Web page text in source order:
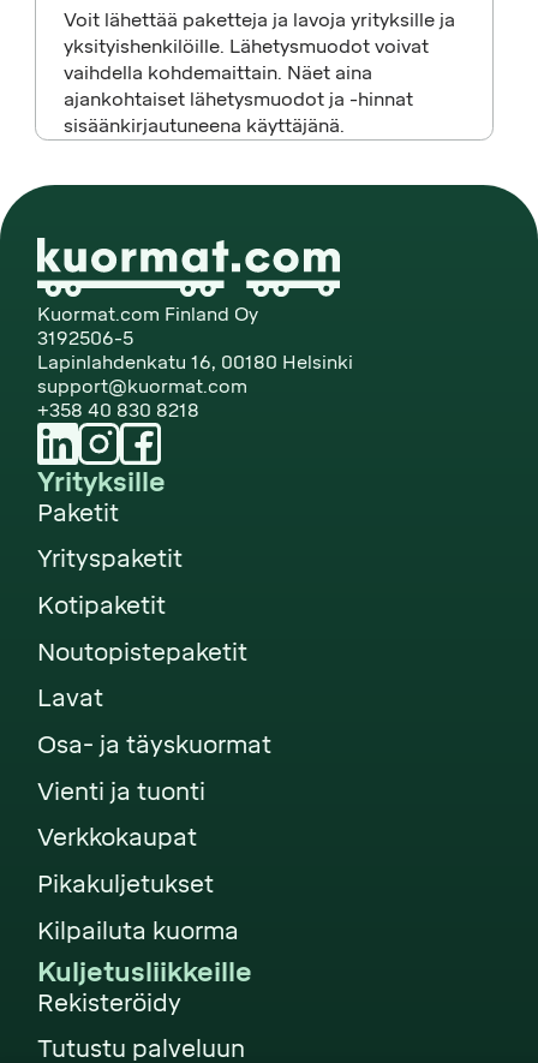
Voit lähettää paketteja ja lavoja yrityksille ja
yksityishenkilöille. Lähetysmuodot voivat
vaihdella kohdemaittain. Näet aina
ajankohtaiset lähetysmuodot ja -hinnat
sisäänkirjautuneena käyttäjänä.
Kuormat.com Finland Oy
3192506-5
Lapinlahdenkatu 16, 00180 Helsinki
support@kuormat.com
+358 40 830 8218
Yrityksille
Paketit
Yrityspaketit
Kotipaketit
Noutopistepaketit
Lavat
Osa- ja täyskuormat
Vienti ja tuonti
Verkkokaupat
Pikakuljetukset
Kilpailuta kuorma
Kuljetusliikkeille
Rekisteröidy
Tutustu palveluun